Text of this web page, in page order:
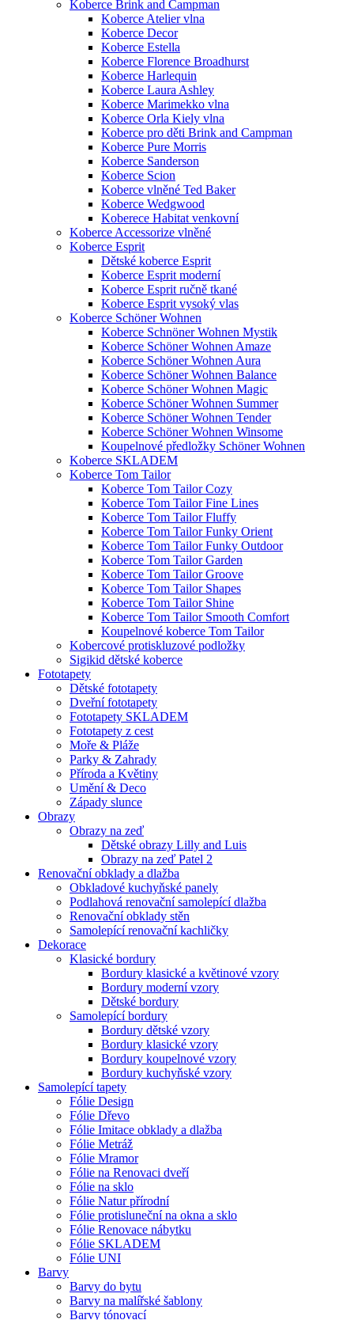
Koberce Brink and Campman
Koberce Atelier vlna
Koberce Decor
Koberce Estella
Koberce Florence Broadhurst
Koberce Harlequin
Koberce Laura Ashley
Koberce Marimekko vlna
Koberce Orla Kiely vlna
Koberce pro děti Brink and Campman
Koberce Pure Morris
Koberce Sanderson
Koberce Scion
Koberce vlněné Ted Baker
Koberce Wedgwood
Koberece Habitat venkovní
Koberce Accessorize vlněné
Koberce Esprit
Dětské koberce Esprit
Koberce Esprit moderní
Koberce Esprit ručně tkané
Koberce Esprit vysoký vlas
Koberce Schöner Wohnen
Koberce Schnöner Wohnen Mystik
Koberce Schöner Wohnen Amaze
Koberce Schöner Wohnen Aura
Koberce Schöner Wohnen Balance
Koberce Schöner Wohnen Magic
Koberce Schöner Wohnen Summer
Koberce Schöner Wohnen Tender
Koberce Schöner Wohnen Winsome
Koupelnové předložky Schöner Wohnen
Koberce SKLADEM
Koberce Tom Tailor
Koberce Tom Tailor Cozy
Koberce Tom Tailor Fine Lines
Koberce Tom Tailor Fluffy
Koberce Tom Tailor Funky Orient
Koberce Tom Tailor Funky Outdoor
Koberce Tom Tailor Garden
Koberce Tom Tailor Groove
Koberce Tom Tailor Shapes
Koberce Tom Tailor Shine
Koberce Tom Tailor Smooth Comfort
Koupelnové koberce Tom Tailor
Kobercové protiskluzové podložky
Sigikid dětské koberce
Fototapety
Dětské fototapety
Dveřní fototapety
Fototapety SKLADEM
Fototapety z cest
Moře & Pláže
Parky & Zahrady
Příroda a Květiny
Umění & Deco
Západy slunce
Obrazy
Obrazy na zeď
Dětské obrazy Lilly and Luis
Obrazy na zeď Patel 2
Renovační obklady a dlažba
Obkladové kuchyňské panely
Podlahová renovační samolepící dlažba
Renovační obklady stěn
Samolepící renovační kachličky
Dekorace
Klasické bordury
Bordury klasické a květinové vzory
Bordury moderní vzory
Dětské bordury
Samolepící bordury
Bordury dětské vzory
Bordury klasické vzory
Bordury koupelnové vzory
Bordury kuchyňské vzory
Samolepící tapety
Fólie Design
Fólie Dřevo
Fólie Imitace obklady a dlažba
Fólie Metráž
Fólie Mramor
Fólie na Renovaci dveří
Fólie na sklo
Fólie Natur přírodní
Fólie protisluneční na okna a sklo
Fólie Renovace nábytku
Fólie SKLADEM
Fólie UNI
Barvy
Barvy do bytu
Barvy na malířské šablony
Barvy tónovací